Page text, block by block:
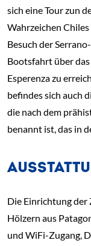
sich eine Tour zun
Wahrzeichen
Besuch der
Bootsfahrt über
Esperenza zu
befindes sich auch
die nach dem
benannt ist, das in
Die Einrichtung der
Hölzern aus
und WiFi-Zugang,